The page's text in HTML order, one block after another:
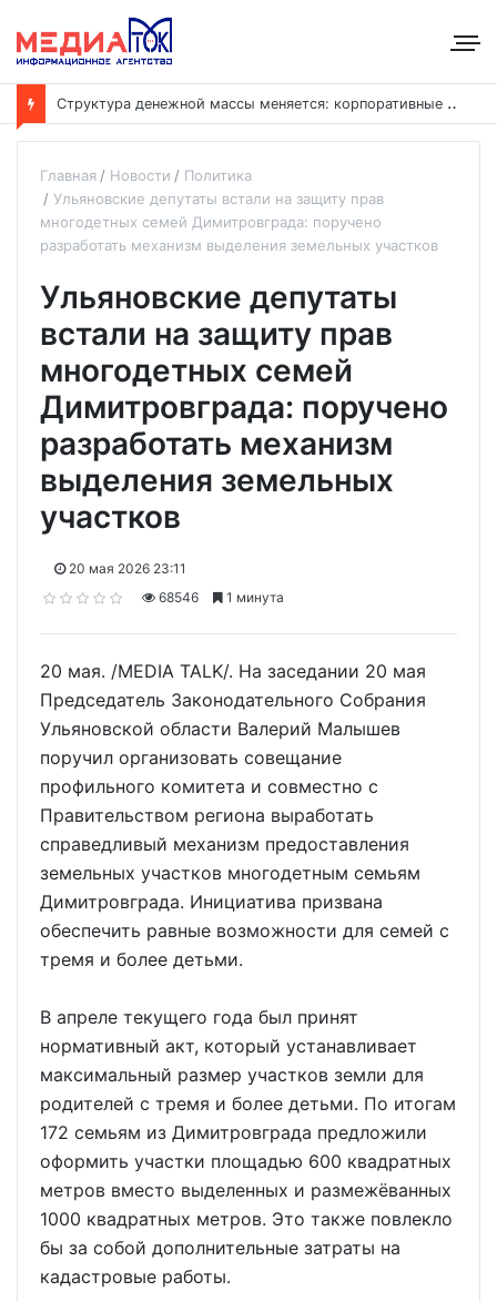
С
труктура денежной массы меняется: корпоративные депозиты обогнали вклады населения
Главная Новости
Политика
Ульяновские депутаты встали на защиту прав
многодетных семей Димитровграда: поручено
разработать механизм выделения земельных участков
Ульяновские депутаты
встали на защиту прав
многодетных семей
Димитровграда: поручено
разработать механизм
выделения земельных
участков
20 мая 2026 23:11
68546
1 минута
20 мая. /MEDIA TALK/. На заседании 20 мая
Председатель Законодательного Собрания
Ульяновской области Валерий Малышев
поручил организовать совещание
профильного комитета и совместно с
Правительством региона выработать
справедливый механизм предоставления
земельных участков многодетным семьям
Димитровграда. Инициатива призвана
обеспечить равные возможности для семей с
тремя и более детьми.
В апреле текущего года был принят
нормативный акт, который устанавливает
максимальный размер участков земли для
родителей с тремя и более детьми. По итогам
172 семьям из Димитровграда предложили
оформить участки площадью 600 квадратных
метров вместо выделенных и размежёванных
1000 квадратных метров. Это также повлекло
бы за собой дополнительные затраты на
кадастровые работы.